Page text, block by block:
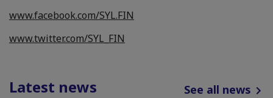
www.facebook.com/SYL.FIN
www.twitter.com/SYL_FIN
Latest news See all news